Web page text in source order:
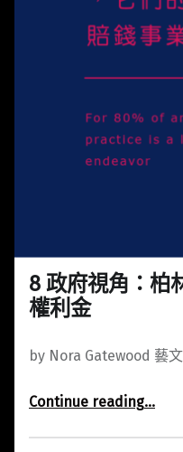
8 政府視角：柏
權利金
by Nora Gatewood 藝
Continue reading“8 政府視角：柏林的文化補助與展覽權利金”
…